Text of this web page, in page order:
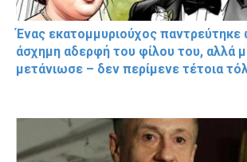
Ένας εκατομμυριούχος παντρεύτηκε
άσχημη αδερφή του φίλου του, αλλά
μετάνιωσε – δεν περίμενε τέτοια